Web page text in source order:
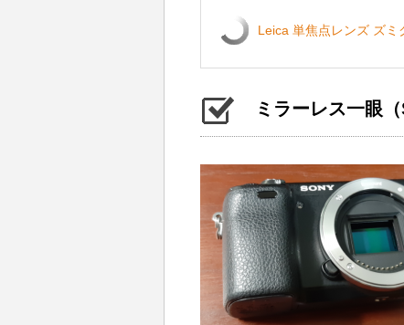
Leica 単焦点レンズ ズ
ミラーレス一眼